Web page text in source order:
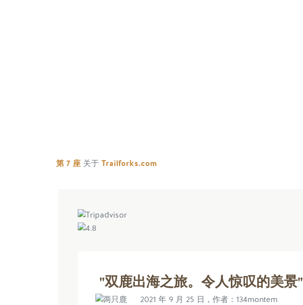
第 7 座 关于 Trailforks.com
"双鹿出海之旅。令人惊叹的美景"
2021 年 9 月 25 日，作者：134montem